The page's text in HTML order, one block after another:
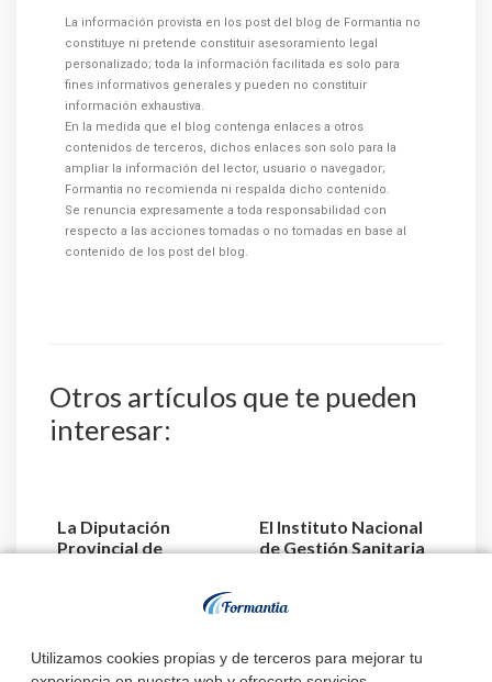
Utilizamos cookies propias y de terceros para mejorar tu
La información provista en los post del blog de Formantia no
constituye ni pretende constituir asesoramiento legal
personalizado; toda la información facilitada es solo para
fines informativos generales y pueden no constituir
información exhaustiva.
En la medida que el blog contenga enlaces a otros
contenidos de terceros, dichos enlaces son solo para la
ampliar la información del lector, usuario o navegador;
Formantia no recomienda ni respalda dicho contenido.
Se renuncia expresamente a toda responsabilidad con
respecto a las acciones tomadas o no tomadas en base al
contenido de los post del blog.
Otros artículos que te pueden
interesar:
La Diputación
Provincial de
El Instituto Nacional
de Gestión Sanitaria
Estado de
convocatorias y